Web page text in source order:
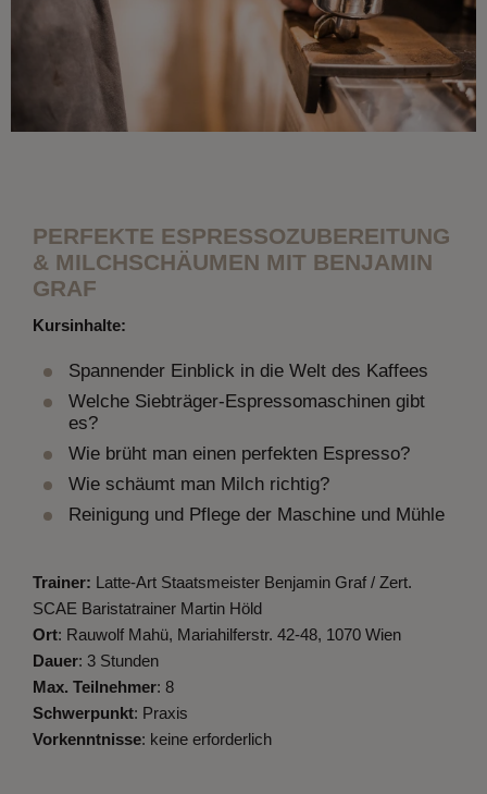
PERFEKTE ESPRESSOZUBEREITUNG
& MILCHSCHÄUMEN MIT BENJAMIN
GRAF
Kursinhalte:
Spannender Einblick in die Welt des Kaffees
Welche Siebträger-Espressomaschinen gibt
es?
Wie brüht man einen perfekten Espresso?
Wie schäumt man Milch richtig?
Reinigung und Pflege der Maschine und Mühle
Trainer: Latte-Art Staatsmeister Benjamin Graf / Zert.
SCAE Baristatrainer Martin Höld
Ort: Rauwolf Mahü, Mariahilferstr. 42-48, 1070 Wien
Dauer: 3 Stunden
Max. Teilnehmer: 8
Schwerpunkt: Praxis
Vorkenntnisse: keine erforderlich